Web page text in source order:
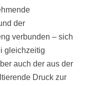
der
verbunden – sich
gleichzeitig
auch der aus der
Druck zur